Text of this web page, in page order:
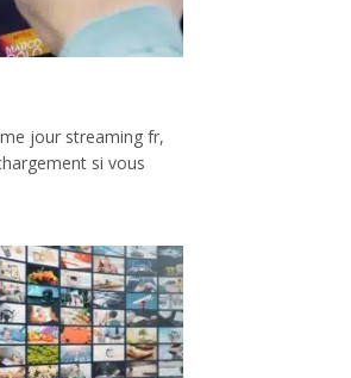
jour streaming fr,
si vous